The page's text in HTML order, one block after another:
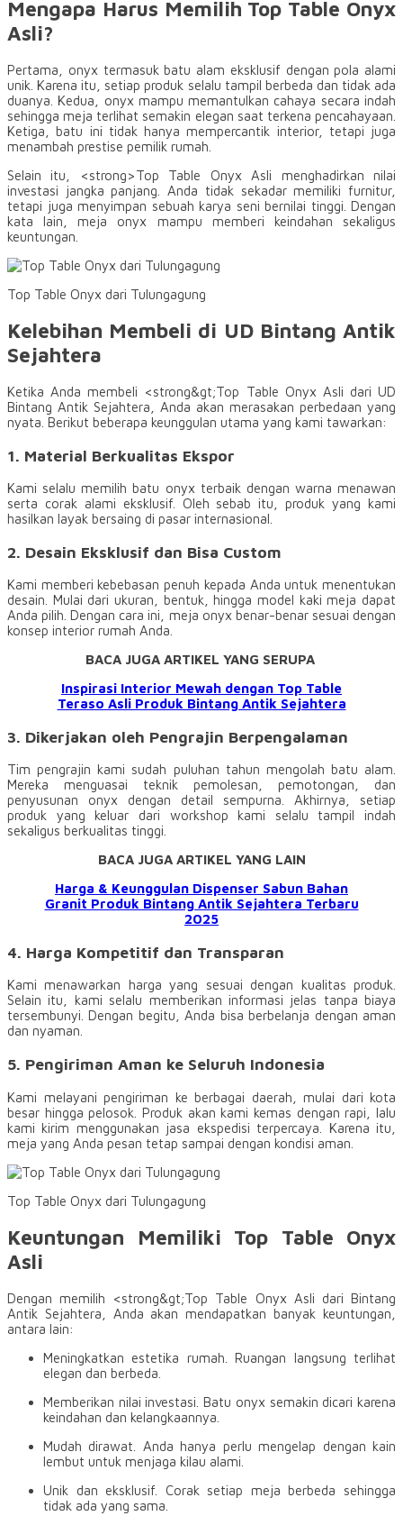
Mengapa Harus Memilih Top Table Onyx
Asli?
Pertama, onyx termasuk batu alam eksklusif dengan pola alami
unik. Karena itu, setiap produk selalu tampil berbeda dan tidak ada
duanya. Kedua, onyx mampu memantulkan cahaya secara indah
sehingga meja terlihat semakin elegan saat terkena pencahayaan.
Ketiga, batu ini tidak hanya mempercantik interior, tetapi juga
menambah prestise pemilik rumah.
Selain itu, <strong>Top Table Onyx Asli menghadirkan nilai
investasi jangka panjang. Anda tidak sekadar memiliki furnitur,
tetapi juga menyimpan sebuah karya seni bernilai tinggi. Dengan
kata lain, meja onyx mampu memberi keindahan sekaligus
keuntungan.
Top Table Onyx dari Tulungagung
Kelebihan Membeli di UD Bintang Antik
Sejahtera
Ketika Anda membeli <strong&gt;Top Table Onyx Asli dari UD
Bintang Antik Sejahtera, Anda akan merasakan perbedaan yang
nyata. Berikut beberapa keunggulan utama yang kami tawarkan:
1. Material Berkualitas Ekspor
Kami selalu memilih batu onyx terbaik dengan warna menawan
serta corak alami eksklusif. Oleh sebab itu, produk yang kami
hasilkan layak bersaing di pasar internasional.
2. Desain Eksklusif dan Bisa Custom
Kami memberi kebebasan penuh kepada Anda untuk menentukan
desain. Mulai dari ukuran, bentuk, hingga model kaki meja dapat
Anda pilih. Dengan cara ini, meja onyx benar-benar sesuai dengan
konsep interior rumah Anda.
BACA JUGA ARTIKEL YANG SERUPA
Inspirasi Interior Mewah dengan Top Table
Teraso Asli Produk Bintang Antik Sejahtera
3. Dikerjakan oleh Pengrajin Berpengalaman
Tim pengrajin kami sudah puluhan tahun mengolah batu alam.
Mereka menguasai teknik pemolesan, pemotongan, dan
penyusunan onyx dengan detail sempurna. Akhirnya, setiap
produk yang keluar dari workshop kami selalu tampil indah
sekaligus berkualitas tinggi.
BACA JUGA ARTIKEL YANG LAIN
Harga & Keunggulan Dispenser Sabun Bahan
Granit Produk Bintang Antik Sejahtera Terbaru
2025
4. Harga Kompetitif dan Transparan
Kami menawarkan harga yang sesuai dengan kualitas produk.
Selain itu, kami selalu memberikan informasi jelas tanpa biaya
tersembunyi. Dengan begitu, Anda bisa berbelanja dengan aman
dan nyaman.
5. Pengiriman Aman ke Seluruh Indonesia
Kami melayani pengiriman ke berbagai daerah, mulai dari kota
besar hingga pelosok. Produk akan kami kemas dengan rapi, lalu
kami kirim menggunakan jasa ekspedisi terpercaya. Karena itu,
meja yang Anda pesan tetap sampai dengan kondisi aman.
Top Table Onyx dari Tulungagung
Keuntungan Memiliki Top Table Onyx
Asli
Dengan memilih <strong&gt;Top Table Onyx Asli dari Bintang
Antik Sejahtera, Anda akan mendapatkan banyak keuntungan,
antara lain:
Meningkatkan estetika rumah. Ruangan langsung terlihat
elegan dan berbeda.
Memberikan nilai investasi. Batu onyx semakin dicari karena
keindahan dan kelangkaannya.
Mudah dirawat. Anda hanya perlu mengelap dengan kain
lembut untuk menjaga kilau alami.
Unik dan eksklusif. Corak setiap meja berbeda sehingga
tidak ada yang sama.